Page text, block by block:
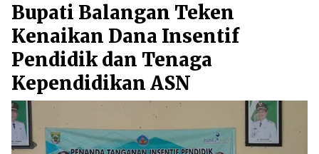
Bupati Balangan Teken
Kenaikan Dana Insentif
Pendidik dan Tenaga
Kependidikan ASN